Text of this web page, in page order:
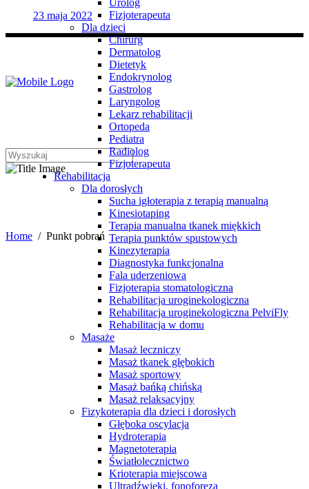
23 maja 2022
Urolog
Fizjoterapeuta
Dla dzieci
Chirurg
Dermatolog
Dietetyk
Endokrynolog
Gastrolog
Laryngolog
Lekarz rehabilitacji
Ortopeda
Pediatra
Radiolog
Fizjoterapeuta
Rehabilitacja
Dla dorosłych
Sucha igłoterapia z terapią manualną
Kinesiotaping
Terapia manualna tkanek miękkich
Terapia punktów spustowych
Kinezyterapia
Diagnostyka funkcjonalna
Fala uderzeniowa
Fizjoterapia stomatologiczna
Rehabilitacja uroginekologiczna
Rehabilitacja uroginekologiczna PelviFly
Rehabilitacja w domu
Masaże
Masaż leczniczy
Masaż tkanek głębokich
Masaż sportowy
Masaż bańką chińską
Masaż relaksacyjny
Fizykoterapia dla dzieci i dorosłych
Głęboka oscylacja
Hydroterapia
Magnetoterapia
Światłolecznictwo
Krioterapia miejscowa
Ultradźwięki, fonoforeza
Punkt pobrań
Home / Punkt pobrań